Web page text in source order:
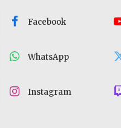
Facebook
WhatsApp
Instagram